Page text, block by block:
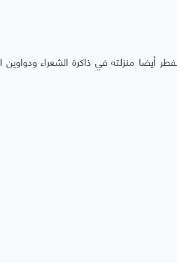
أيضا منزلته في ذاكرة الشعراء ودواوين